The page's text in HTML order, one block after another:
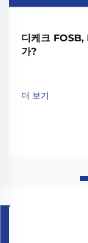
디케크 FOSB,
가?
더 보기